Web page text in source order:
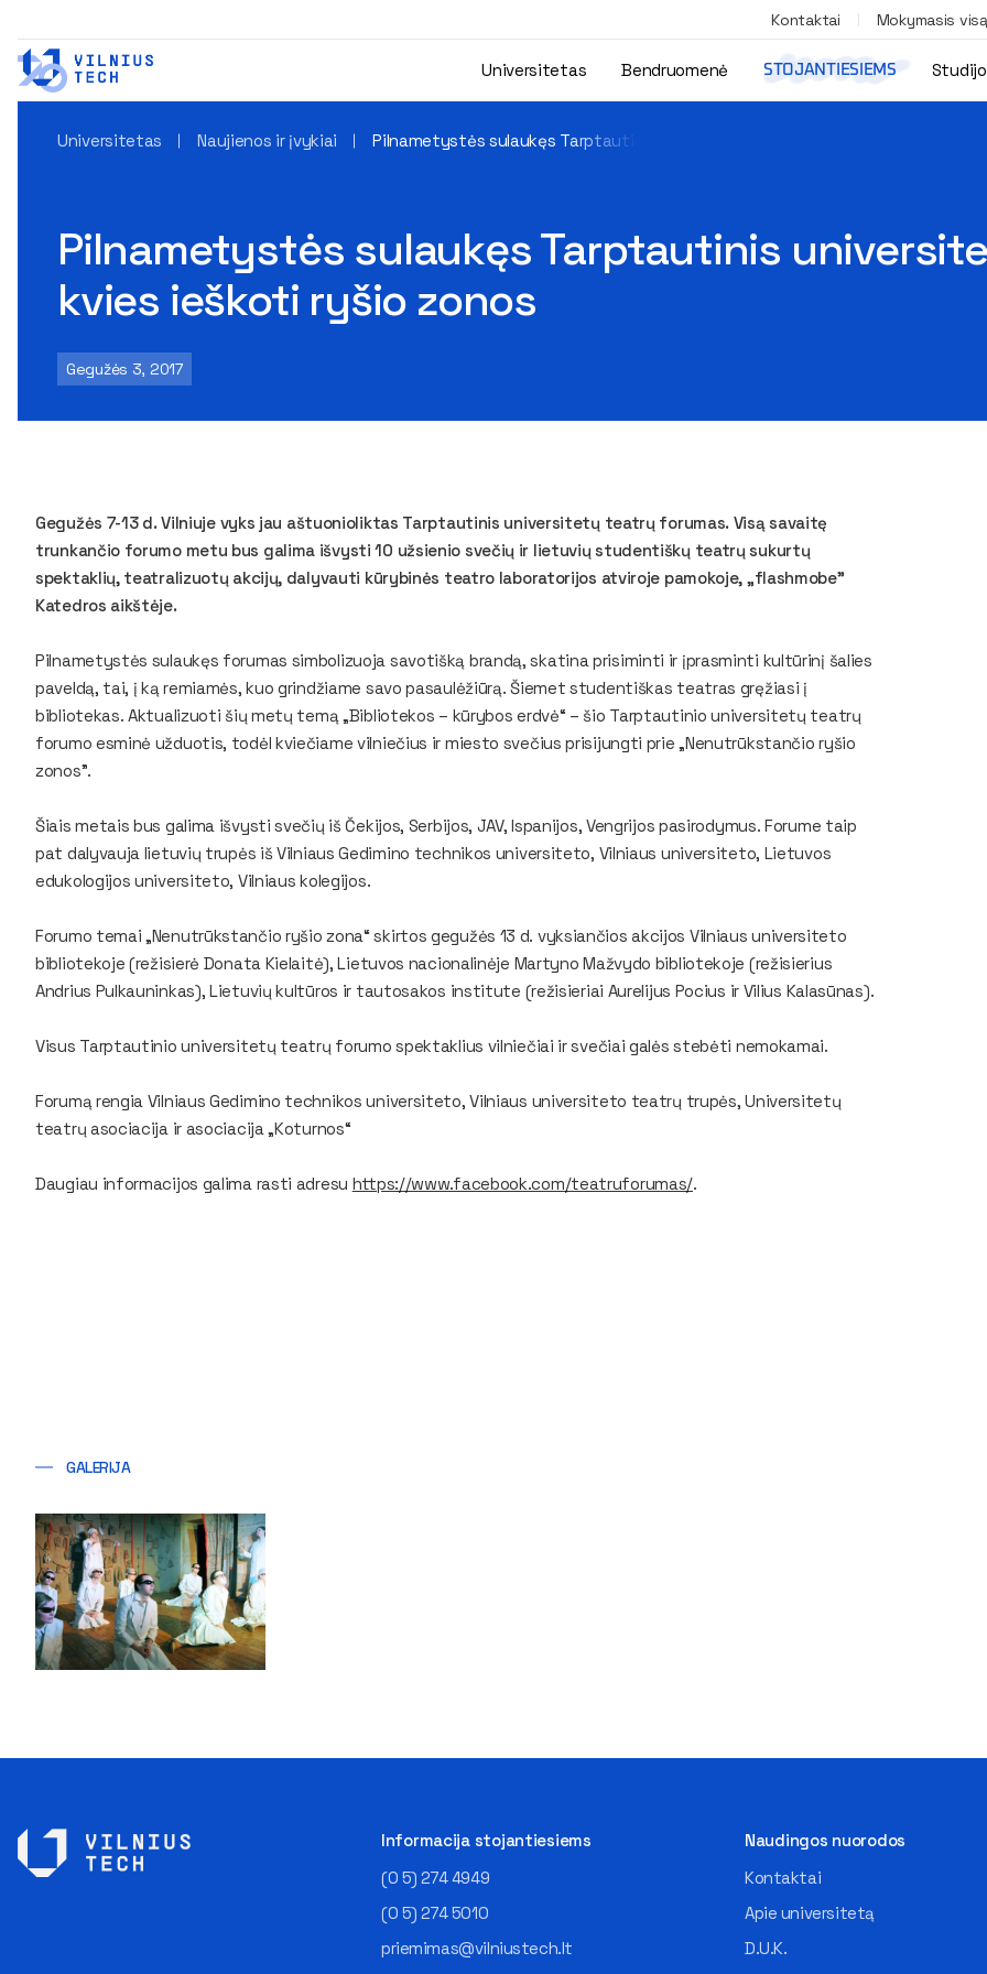
Kontaktai Mokymasis
Universitetas Bendruomenė STOJANTIESIEMS
Universitetas Naujienos ir įvykiai Pilnametystės sulaukęs Tarptautinis universitetų teatrų forumas kvies ieškoti
Pilnametystės sulaukęs Tarptautinis
kvies ieškoti ryšio zonos
Gegužės 3, 2017
Gegužės 7-13 d.Vilniuje vyks jau aštuonioliktas Tarptautinis universitetų teatrų forumas. Visą savaitę
trunkančio forumo metu bus galima išvysti 10 užsienio svečių ir lietuvių studentiškų teatrų sukurtų
spektaklių, teatralizuotų akcijų, dalyvauti kūrybinės teatro laboratorijos atviroje pamokoje, „flashmobe”
Katedros aikštėje.
Pilnametystės sulaukęs forumas simbolizuoja savotišką brandą, skatina prisiminti ir įprasminti kultūrinį šalies
paveldą, tai, į ką remiamės, kuo grindžiame savo pasaulėžiūrą. Šiemet studentiškas teatras gręžiasi į
bibliotekas. Aktualizuoti šių metų temą „Bibliotekos – kūrybos erdvė“ – šio Tarptautinio universitetų teatrų
forumo esminė užduotis, todėl kviečiame vilniečius ir miesto svečius prisijungti prie „Nenutrūkstančio ryšio
zonos”.
Šiais metais bus galima išvysti svečių iš Čekijos, Serbijos, JAV, Ispanijos, Vengrijos pasirodymus. Forume taip
pat dalyvauja lietuvių trupės iš Vilniaus Gedimino technikos universiteto, Vilniaus universiteto, Lietuvos
edukologijos universiteto, Vilniaus kolegijos.
Forumo temai „Nenutrūkstančio ryšio zona“ skirtos gegužės 13 d. vyksiančios akcijos Vilniaus universiteto
bibliotekoje (režisierė Donata Kielaitė), Lietuvos nacionalinėje Martyno Mažvydo bibliotekoje (režisierius
Andrius Pulkauninkas), Lietuvių kultūros ir tautosakos institute (režisieriai Aurelijus Pocius ir Vilius Kalasūnas).
Visus Tarptautinio universitetų teatrų forumo spektaklius vilniečiai ir svečiai galės stebėti nemokamai.
Forumą rengia Vilniaus Gedimino technikos universiteto, Vilniaus universiteto teatrų trupės, Universitetų
teatrų asociacija ir asociacija „Koturnos“
Daugiau informacijos galima rasti adresu https://www.facebook.com/teatruforumas/.
GALERIJA
Informacija stojantiesiems
(0 5) 274 4949
(0 5) 274 5010
priemimas@vilniustech.lt
Naudingos nuorodos
Kontaktai
Apie universitetą
D.U.K.